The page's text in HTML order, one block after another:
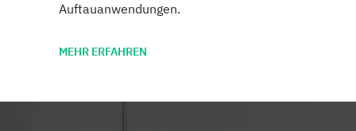
Auftauanwendungen.
MEHR ERFAHREN